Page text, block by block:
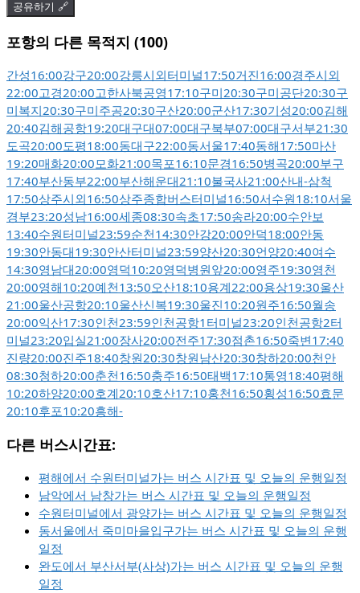
공유하기 🔗
포항의 다른 목적지 (100)
간성16:00강구20:00강릉시외터미널17:50거진16:00경주시외
22:00고경20:00고한사북공영17:10구미20:30구미공단20:30구
미복지20:30구미주공20:30구산20:00군산17:30기성20:00김해
20:40김해공항19:20대구대07:00대구북부07:00대구서부21:30
도곡20:00도평18:00동대구22:00동서울17:40동해17:50마산
19:20매화20:00모화21:00목포16:10문경16:50병곡20:00부구
17:40부산동부22:00부산해운대21:10불국사21:00산내-삼척
17:50상주시외16:50상주종합버스터미널16:50서수원18:10서울
경부23:20성남16:00세종08:30속초17:50송라20:00수안보
13:40수원터미널23:59순천14:30안강20:00안덕18:00안동
19:30안동대19:30안산터미널23:59양산20:30언양20:40여수
14:30영남대20:00영덕10:20영덕병원앞20:00영주19:30영천
20:00영해10:20예천13:50오산18:10용계22:00용상19:30울산
21:00울산공항20:10울산신복19:30울진10:20원주16:50월송
20:00익산17:30인천23:59인천공항1터미널23:20인천공항2터
미널23:20입실21:00장사20:00전주17:30점촌16:50죽변17:40
진량20:00진주18:40창원20:30창원남산20:30창하20:00천안
08:30청하20:00춘천16:50충주16:50태백17:10통영18:40평해
10:20하양20:00호계20:10호산17:10홍천16:50횡성16:50효문
20:10후포10:20흥해-
다른 버스시간표:
평해에서 수원터미널가는 버스 시간표 및 오늘의 운행일정
남악에서 남창가는 버스 시간표 및 오늘의 운행일정
수원터미널에서 광양가는 버스 시간표 및 오늘의 운행일정
동서울에서 죽미마을입구가는 버스 시간표 및 오늘의 운행
일정
완도에서 부산서부(사상)가는 버스 시간표 및 오늘의 운행
일정